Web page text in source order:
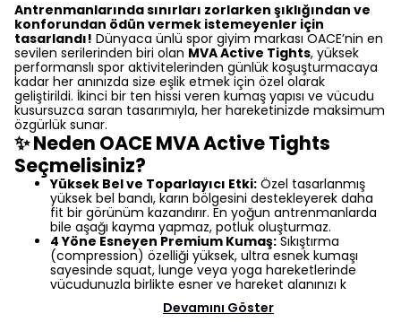
Antrenmanlarında sınırları zorlarken şıklığından ve
konforundan ödün vermek istemeyenler için
tasarlandı! Dünyaca ünlü spor giyim markası OACE’nin en
sevilen serilerinden biri olan MVA Active Tights, yüksek
performanslı spor aktivitelerinden günlük koşuşturmacaya
kadar her anınızda size eşlik etmek için özel olarak
geliştirildi. İkinci bir ten hissi veren kumaş yapısı ve vücudu
kusursuzca saran tasarımıyla, her hareketinizde maksimum
özgürlük sunar.
✨ Neden OACE MVA Active Tights
Seçmelisiniz?
Yüksek Bel ve Toparlayıcı Etki: Özel tasarlanmış
yüksek bel bandı, karın bölgesini destekleyerek daha
fit bir görünüm kazandırır. En yoğun antrenmanlarda
bile aşağı kayma yapmaz, potluk oluşturmaz.
4 Yöne Esneyen Premium Kumaş: Sıkıştırma
(compression) özelliği yüksek, ultra esnek kumaşı
sayesinde squat, lunge veya yoga hareketlerinde
vücudunuzla birlikte esner ve hareket alanınızı k
Devamını Göster